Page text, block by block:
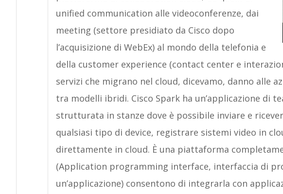
unified communication alle videoconferenze, dai
meeting (settore presidiato da Cisco dopo
l’acquisizione di WebEx) al mondo della telefonia e
della customer experience (contact center e
servizi che migrano nel cloud, dicevamo, danno alle
tra modelli ibridi. Cisco Spark ha un’applicazione di
strutturata in stanze dove è possibile inviare e
qualsiasi tipo di device, registrare sistemi video in
direttamente in cloud. È una piattaforma
(Application programming interface, interfaccia di
un’applicazione) consentono di integrarla con